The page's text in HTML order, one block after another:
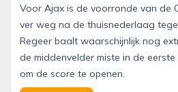
Voor Ajax is de voorronde van de
ver weg na de thuisnederlaag
Regeer baalt waarschijnlijk nog
de middenvelder miste in de
om de score te openen.